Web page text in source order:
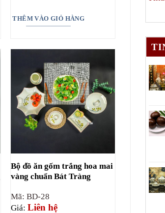
1.600.000₫.
1.500.000₫.
THÊM VÀO GIỎ HÀNG
Bộ đồ ăn gốm trắng hoa mai
vàng chuẩn Bát Tràng
Mã: BD-28
Giá:Liên hệ